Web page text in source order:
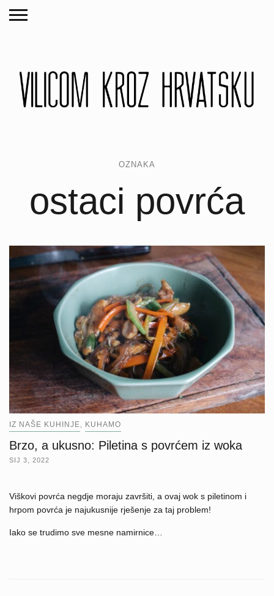
OZNAKA
ostaci povrća
IZ NAŠE KUHINJE KUHAMO
Brzo, a ukusno: Piletina s povrćem iz woka
SIJ 3, 2022
Viškovi povrća negdje moraju završiti, a ovaj wok s piletinom i
hrpom povrća je najukusnije rješenje za taj problem!
Iako se trudimo sve mesne namirnice…